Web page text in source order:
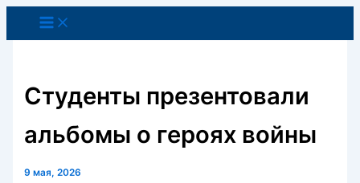
Перейти
Студенты презентовали
альбомы о героях войны
9 мая, 2026